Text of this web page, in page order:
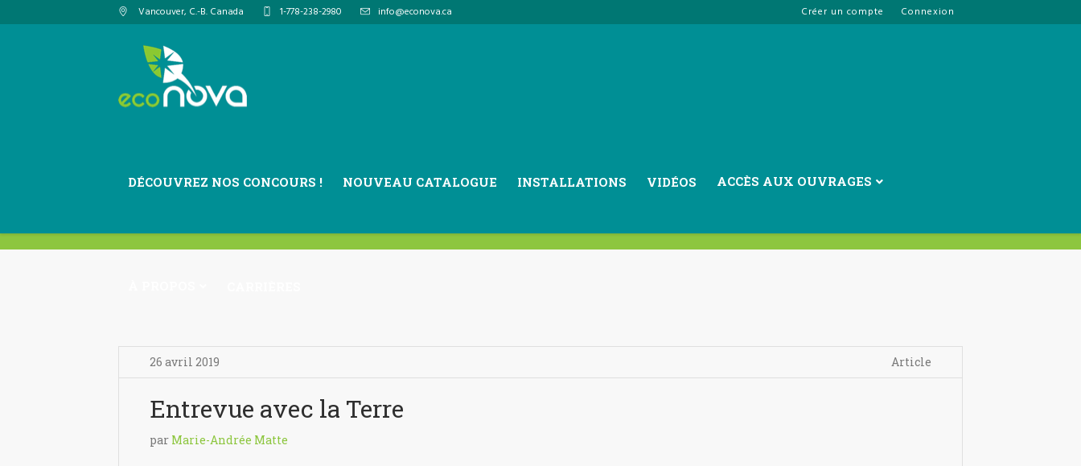
Créer un compte Connexion
Vancouver, C.-B. Canada 1-778-238-2980 info@econova.ca
DÉCOUVREZ NOS CONCOURS ! NOUVEAU CATALOGUE INSTALLATIONS VIDÉOS ACCÈS AUX OUVRAGES
Catégorie : Concours JDT 2019
26 avril 2019 Article
Entrevue avec la Terre
par Marie-Andrée Matte